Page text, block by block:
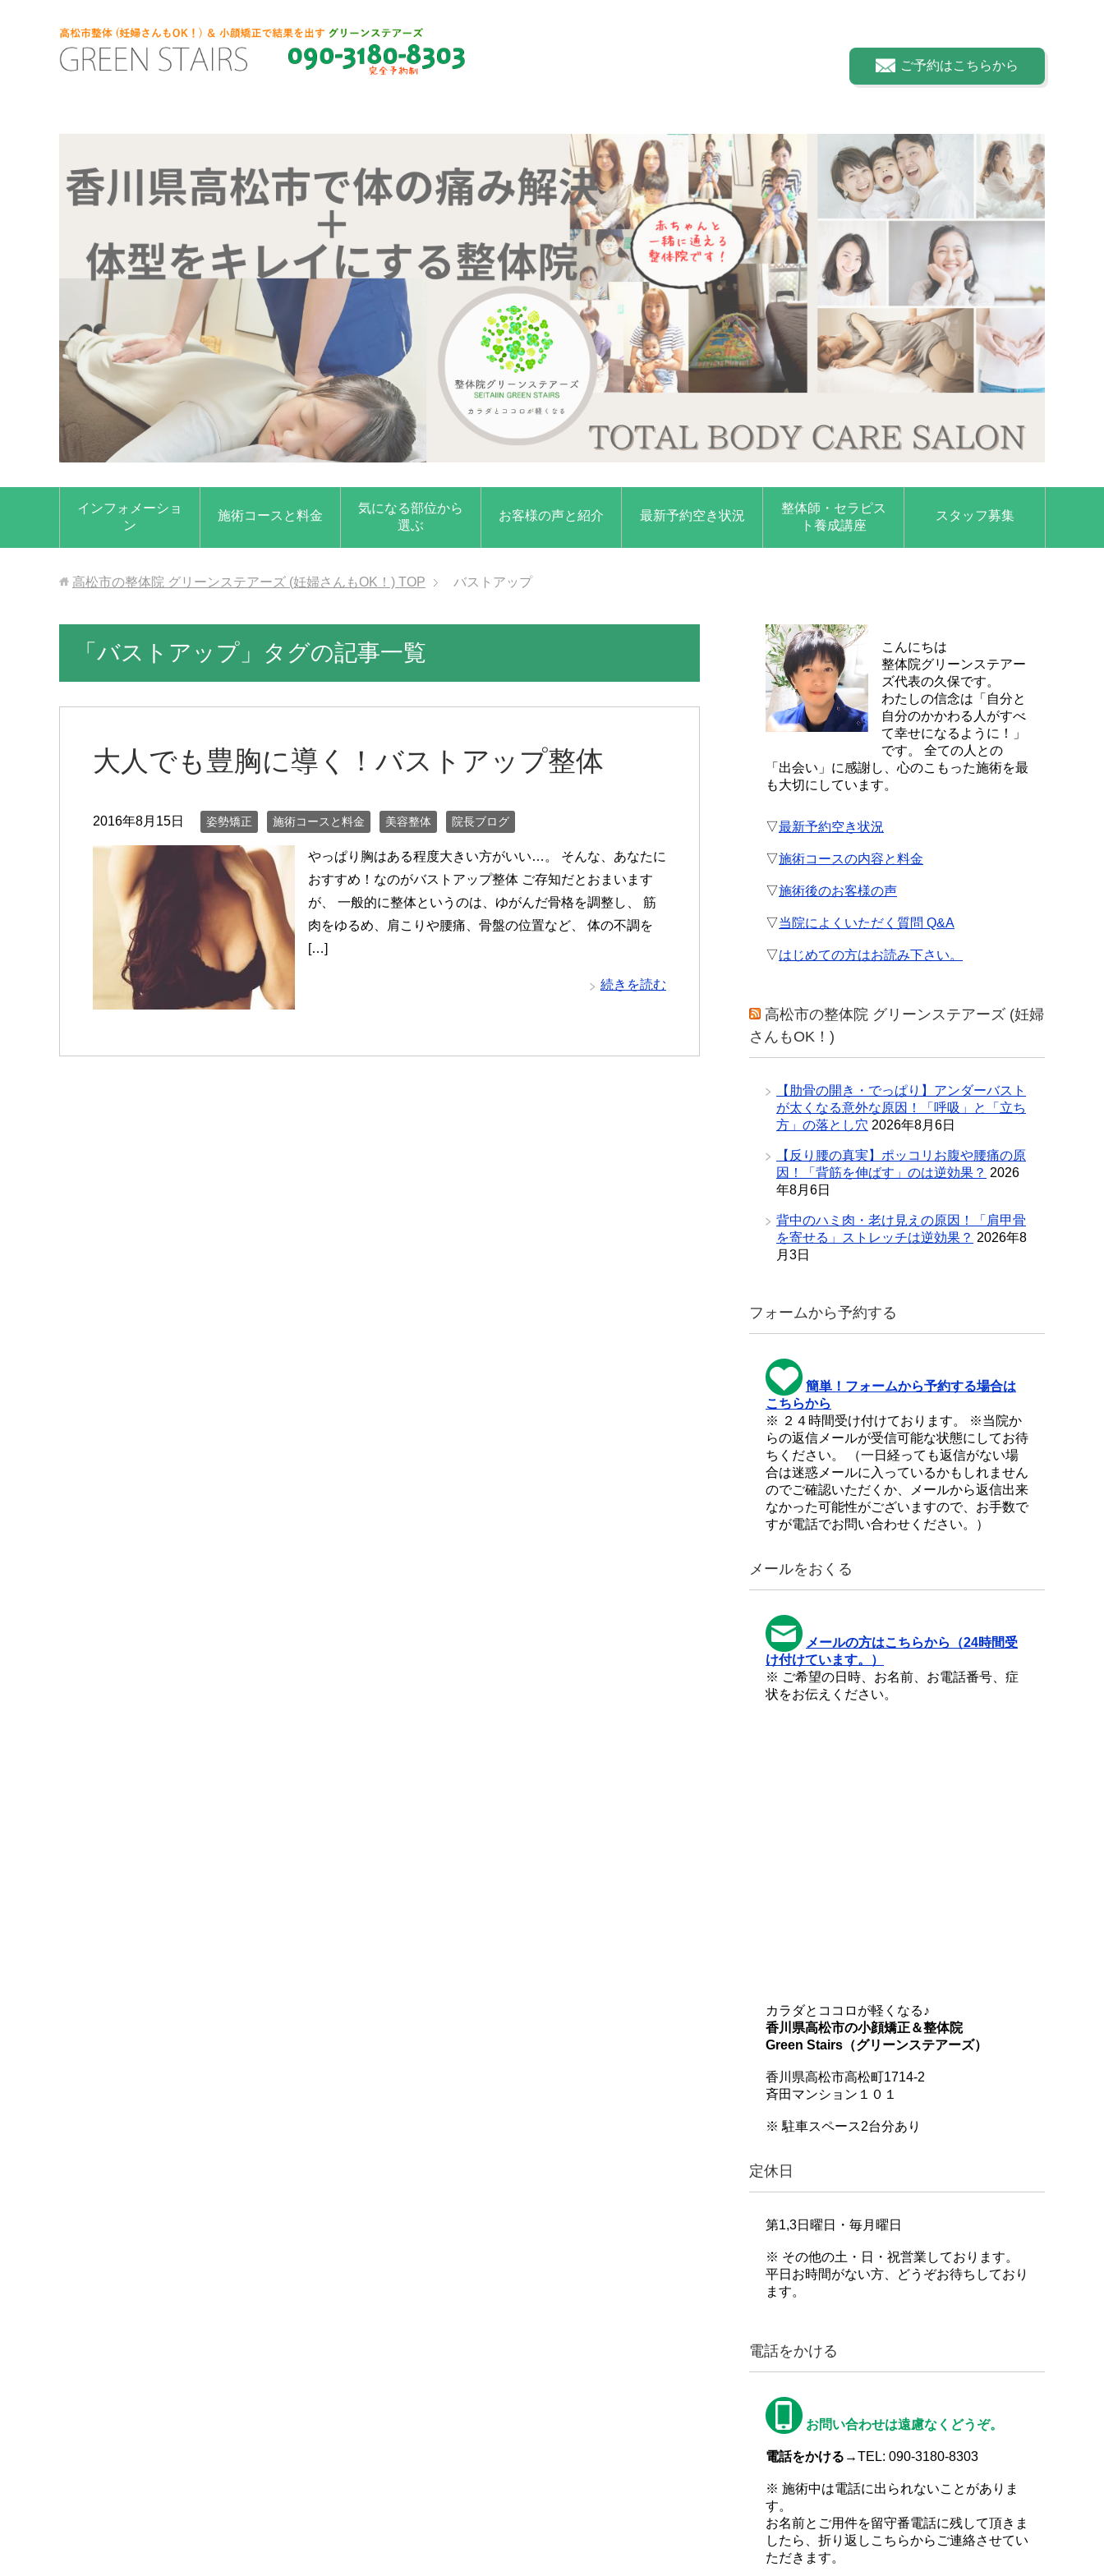
ご予約はこちらから
インフォメーショ
ン
施術コースと料金
気になる部位から
選ぶ
お客様の声と紹介 最新予約空き状況
整体師・セラピス
ト養成講座
スタッフ募集
高松市の整体院 グリーンステアーズ (妊婦さんもOK！) TOP バストアップ
「バストアップ」タグの記事一覧
大人でも豊胸に導く！バストアップ整体
2016年8月15日 姿勢矯正 施術コースと料金 美容整体 院長ブログ
やっぱり胸はある程度大きい方がいい…。 そんな、あなたに
おすすめ！なのがバストアップ整体 ご存知だとおまいます
が、 一般的に整体というのは、ゆがんだ骨格を調整し、 筋
肉をゆるめ、肩こりや腰痛、骨盤の位置など、 体の不調を
[…]
続きを読む
こんにちは
整体院グリーンステアー
ズ代表の久保です。
わたしの信念は「自分と
自分のかかわる人がすべ
て幸せになるように！」
です。 全ての人との
「出会い」に感謝し、心のこもった施術を最
も大切にしています。
▽最新予約空き状況
▽施術コースの内容と料金
▽施術後のお客様の声
▽当院によくいただく質問 Q&A
▽はじめての方はお読み下さい。
高松市の整体院 グリーンステアーズ (妊婦
さんもOK！)
【肋骨の開き・でっぱり】アンダーバスト
が太くなる意外な原因！「呼吸」と「立ち
方」の落とし穴 2026年8月6日
【反り腰の真実】ポッコリお腹や腰痛の原
因！「背筋を伸ばす」のは逆効果？ 2026
年8月6日
背中のハミ肉・老け見えの原因！「肩甲骨
を寄せる」ストレッチは逆効果？ 2026年8
月3日
フォームから予約する
簡単！フォームから予約する場合は
こちらから
※ ２４時間受け付けております。 ※当院か
らの返信メールが受信可能な状態にしてお待
ちください。 （一日経っても返信がない場
合は迷惑メールに入っているかもしれません
のでご確認いただくか、メールから返信出来
なかった可能性がございますので、お手数で
すが電話でお問い合わせください。）
メールをおくる
メールの方はこちらから（24時間受
け付けています。）
※ ご希望の日時、お名前、お電話番号、症
状をお伝えください。
カラダとココロが軽くなる♪
香川県高松市の小顔矯正＆整体院
Green Stairs（グリーンステアーズ）
香川県高松市高松町1714-2
斉田マンション１０１
※ 駐車スペース2台分あり
定休日
第1,3日曜日・毎月曜日
※ その他の土・日・祝営業しております。
平日お時間がない方、どうぞお待ちしており
ます。
電話をかける
お問い合わせは遠慮なくどうぞ。
電話をかける→TEL: 090-3180-8303
※ 施術中は電話に出られないことがありま
す。
お名前とご用件を留守番電話に残して頂きま
したら、折り返しこちらからご連絡させてい
ただきます。